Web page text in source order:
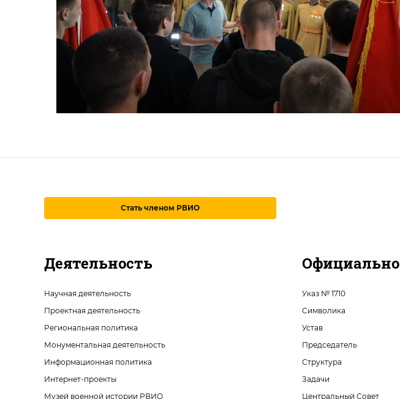
Стать членом РВИО
Деятельность
Научная деятельность
Проектная деятельность
Региональная политика
Монументальная деятельность
Информационная политика
Интернет-проекты
Музей военной истории РВИО
Официально
Указ № 1710
Символика
Устав
Председатель
Структура
Задачи
Центральный Совет